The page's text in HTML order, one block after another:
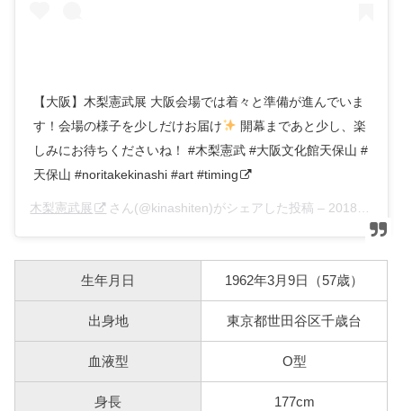
【大阪】木梨憲武展 大阪会場では着々と準備が進んでいま
す！会場の様子を少しだけお届け
開幕まであと少し、楽
しみにお待ちくださいね！ #木梨憲武 #大阪文化館天保山 #
天保山 #noritakekinashi #art #timing
木梨憲武展 さん(@kinashiten)がシェアした投稿 – 2018年 7月月9日午前2時45分PDT
生年月日 1962年3月9日（57歳）
出身地 東京都世田谷区千歳台
血液型 O型
身長 177cm